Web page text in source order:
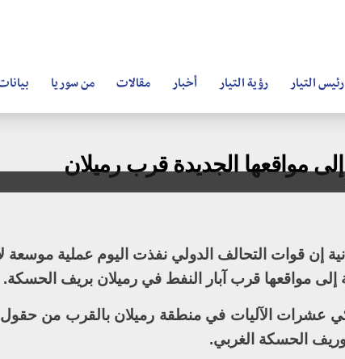
رئيس التيار رؤية التيار أخبار مقالات من سوريا
مواقعها الجديدة قرب رميلان
إن قوات التحالف الدولي نفذت اليوم عملية موسعة
إلى مواقعها قرب آبار النفط في رميلان بريف الحسكة.
عشرات الآليات في منطقة رميلان بالقرب من حقول
الحسكة الغربي.